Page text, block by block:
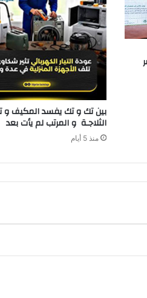
‬ومخاطر‭ ‬الواقع ملف‭ ‬فتحه‭ ‬مؤتمر‭
‬الثلاجـة‭ ‬و‭ ‬المرتب‭ ‬لم‭ ‬يأت‭ ‬بعد‭ ‬
منذ 5 أيام